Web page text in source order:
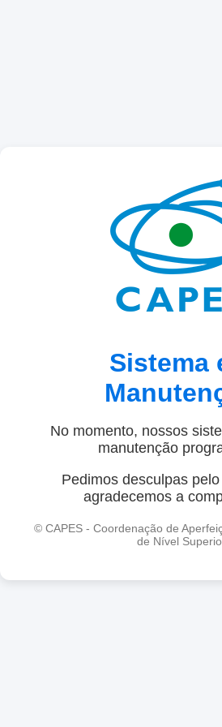
Sistema
No momento, nossos
manutenção
Pedimos desculpas
agradecemos a
© CAPES - Coordenação de
de Nível